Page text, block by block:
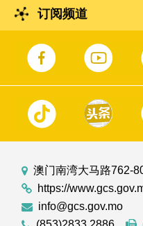
订阅频道
澳门南湾大马路762-
https://
info@gcs.gov.mo